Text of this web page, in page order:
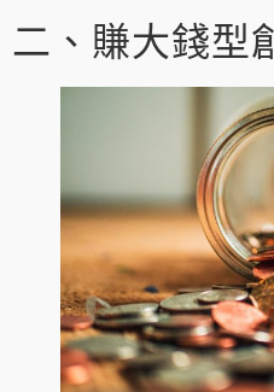
二、賺大錢型